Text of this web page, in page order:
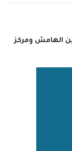
الهامش ومركز